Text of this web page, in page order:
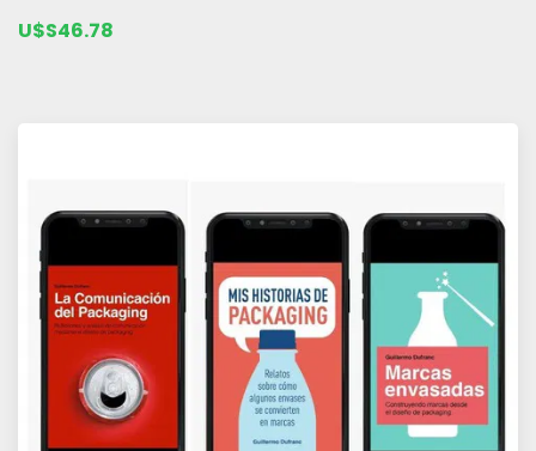
U$S46.78